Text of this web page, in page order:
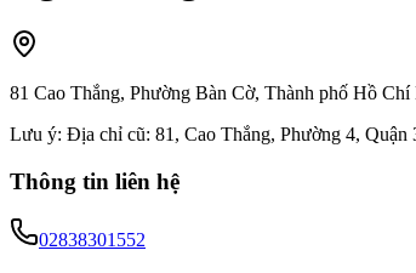
81 Cao Thắng, Phường Bàn Cờ, Thành phố Hồ Chí
Lưu ý: Địa chỉ cũ: 81, Cao Thắng, Phường 4,
Thông tin liên hệ
02838301552